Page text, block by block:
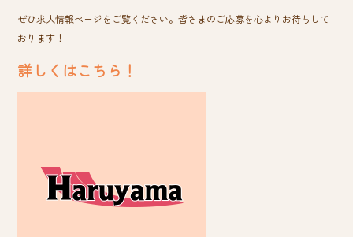
ぜひ求人情報ページをご覧ください。皆さまのご応募を心よりお待ちして
おります！
詳しくはこちら！